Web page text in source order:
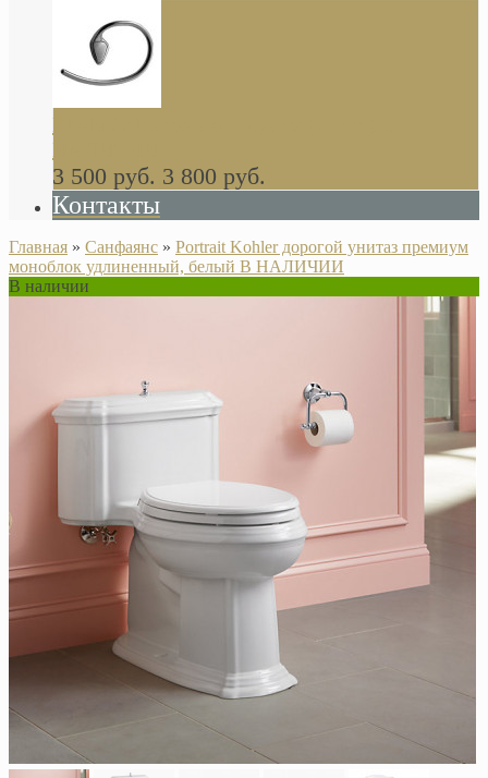
Khala Colombo аксессуары (серия) В
НАЛИЧИИ
3 500 руб. 3 800 руб.
Контакты
Главная » Санфаянс » Portrait Kohler дорогой унитаз премиум
моноблок удлиненный, белый В НАЛИЧИИ
В наличии